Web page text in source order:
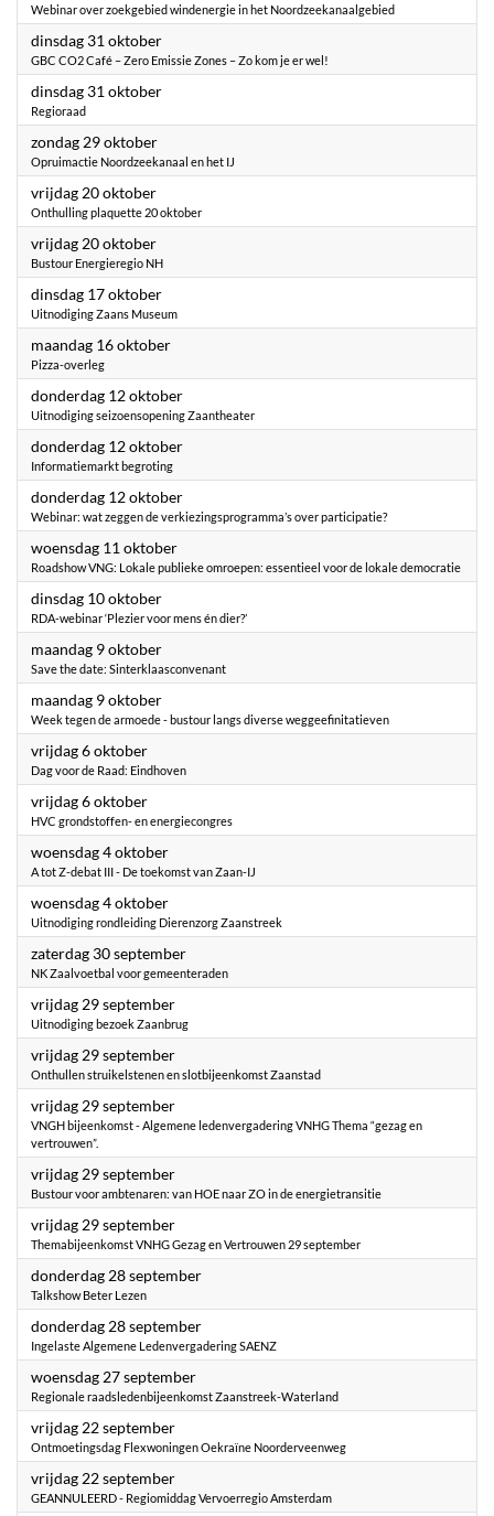
Webinar over zoekgebied windenergie in het Noordzeekanaalgebied
dinsdag 31 oktober2023
GBC CO2 Café – Zero Emissie Zones – Zo kom je er wel!
dinsdag 31 oktober2023
Regioraad
zondag 29 oktober2023
Opruimactie Noordzeekanaal en het IJ
vrijdag 20 oktober2023
Onthulling plaquette 20 oktober
vrijdag 20 oktober2023
Bustour Energieregio NH
dinsdag 17 oktober2023
Uitnodiging Zaans Museum
maandag 16 oktober2023
Pizza-overleg
donderdag 12 oktober2023
Uitnodiging seizoensopening Zaantheater
donderdag 12 oktober2023
Informatiemarkt begroting
donderdag 12 oktober2023
Webinar: wat zeggen de verkiezingsprogramma’s over participatie?
woensdag 11 oktober2023
Roadshow VNG: Lokale publieke omroepen: essentieel voor de lokale democratie
dinsdag 10 oktober2023
RDA-webinar ‘Plezier voor mens én dier?’
maandag 9 oktober2023
Save the date: Sinterklaasconvenant
maandag 9 oktober2023
Week tegen de armoede - bustour langs diverse weggeefinitatieven
vrijdag 6 oktober2023
Dag voor de Raad: Eindhoven
vrijdag 6 oktober2023
HVC grondstoffen- en energiecongres
woensdag 4 oktober2023
A tot Z-debat III - De toekomst van Zaan-IJ
woensdag 4 oktober2023
Uitnodiging rondleiding Dierenzorg Zaanstreek
zaterdag 30 september2023
NK Zaalvoetbal voor gemeenteraden
vrijdag 29 september2023
Uitnodiging bezoek Zaanbrug
vrijdag 29 september2023
Onthullen struikelstenen en slotbijeenkomst Zaanstad
vrijdag 29 september2023
VNGH bijeenkomst - Algemene ledenvergadering VNHG Thema “gezag en
vertrouwen”.
vrijdag 29 september2023
Bustour voor ambtenaren: van HOE naar ZO in de energietransitie
vrijdag 29 september2023
Themabijeenkomst VNHG Gezag en Vertrouwen 29 september
donderdag 28 september2023
Talkshow Beter Lezen
donderdag 28 september2023
Ingelaste Algemene Ledenvergadering SAENZ
woensdag 27 september2023
Regionale raadsledenbijeenkomst Zaanstreek-Waterland
vrijdag 22 september2023
Ontmoetingsdag Flexwoningen Oekraïne Noorderveenweg
vrijdag 22 september2023
GEANNULEERD - Regiomiddag Vervoerregio Amsterdam